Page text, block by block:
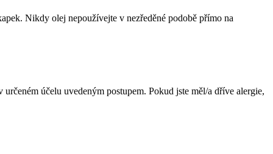
Nikdy olej nepoužívejte v nezředěné podobě přímo na
urče­ném účelu uvedeným postupem. Pokud jste měl/a dříve alergie,